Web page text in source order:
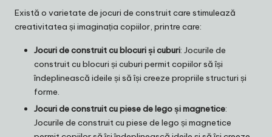
Există o varietate de jocuri de construit care stimulează
creativitatea și imaginația copiilor, printre care:
Jocuri de construit cu blocuri și cuburi: Jocurile de
construit cu blocuri și cuburi permit copiilor să își
îndeplinească ideile și să își creeze propriile structuri și
forme.
Jocuri de construit cu piese de lego și magnetice:
Jocurile de construit cu piese de lego și magnetice